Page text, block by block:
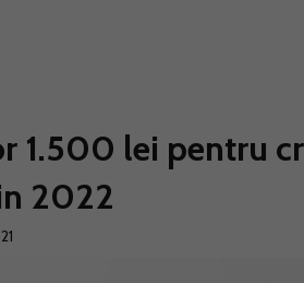
1.500 lei pentru
2022